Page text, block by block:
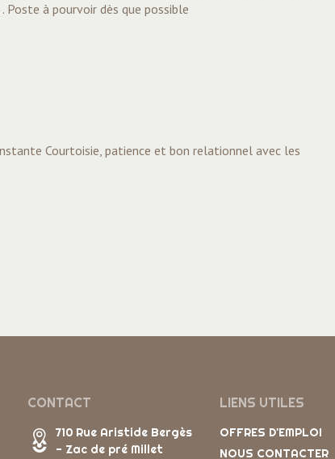
à pourvoir dès que possible
Courtoisie, patience et bon relationnel avec les
CONTACT
710 Rue Aristide Bergès
- Zac de pré Millet
LIENS UTILES
OFFRES D'EMPLOI
NOUS CONTACTER